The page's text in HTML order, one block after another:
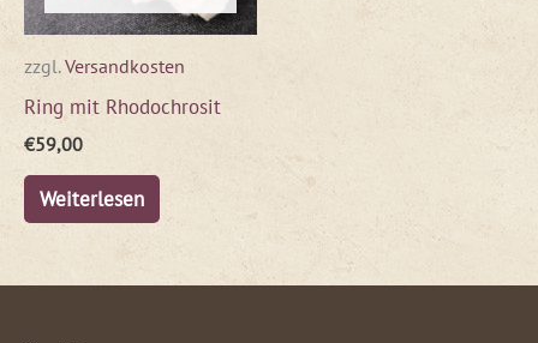
zzgl.Versandkosten
Ring mit Rhodochrosit
€59,00
Weiterlesen